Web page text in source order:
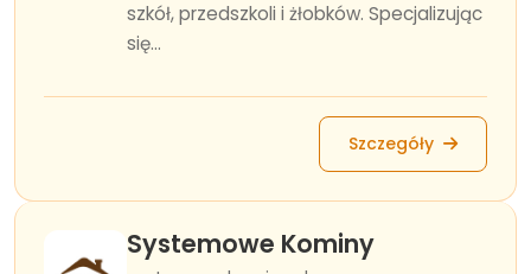
szkół, przedszkoli i żłobków. Specjalizując
się...
Szczegóły
Systemowe Kominy